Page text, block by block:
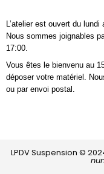
L’atelier est ouvert du
Nous sommes joignables
17:00.
Vous êtes le bienvenu au
déposer votre matériel.
ou par envoi postal.
LPDV Suspension ©